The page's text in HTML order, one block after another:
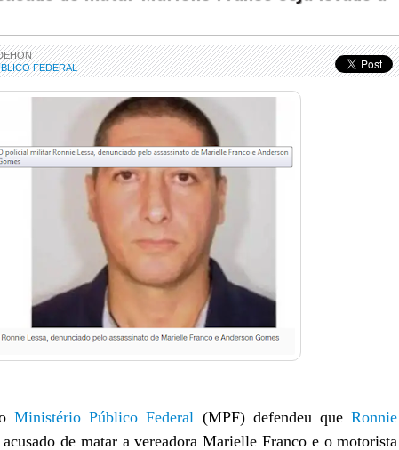
FEDERAL
Ministério Público Federal (MPF) defendeu queRonnie
de matar a vereadora Marielle Franco e o motorista